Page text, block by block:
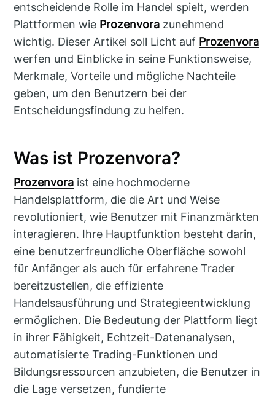
entscheidende Rolle im Handel spielt, werden
Plattformen wie Prozenvora zunehmend
wichtig. Dieser Artikel soll Licht auf Prozenvora
werfen und Einblicke in seine Funktionsweise,
Merkmale, Vorteile und mögliche Nachteile
geben, um den Benutzern bei der
Entscheidungsfindung zu helfen.
Was ist Prozenvora?
Prozenvora ist eine hochmoderne
Handelsplattform, die die Art und Weise
revolutioniert, wie Benutzer mit Finanzmärkten
interagieren. Ihre Hauptfunktion besteht darin,
eine benutzerfreundliche Oberfläche sowohl
für Anfänger als auch für erfahrene Trader
bereitzustellen, die effiziente
Handelsausführung und Strategieentwicklung
ermöglichen. Die Bedeutung der Plattform liegt
in ihrer Fähigkeit, Echtzeit-Datenanalysen,
automatisierte Trading-Funktionen und
Bildungsressourcen anzubieten, die Benutzer in
die Lage versetzen, fundierte